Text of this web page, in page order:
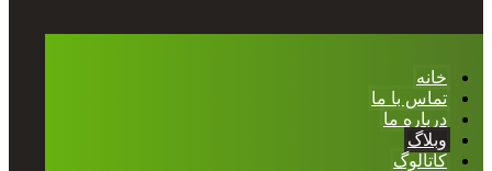
خانه
تماس با ما
درباره ما
وبلاگ
کاتالوگ